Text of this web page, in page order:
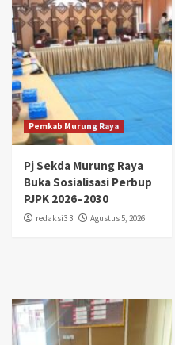
Pemkab Murung Raya
Pj Sekda Murung Raya
Buka Sosialisasi Perbup
PJPK 2026–2030
redaksi3 3 Agustus 5, 2026